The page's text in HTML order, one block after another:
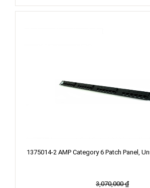
1375014-2 AMP Category 6 Patch Panel,
3,070,000₫